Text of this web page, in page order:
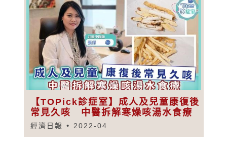
【TOPick診症室】成人及兒童康復後
常見久咳 中醫拆解寒燥咳湯水食療
經濟日報 2022-04